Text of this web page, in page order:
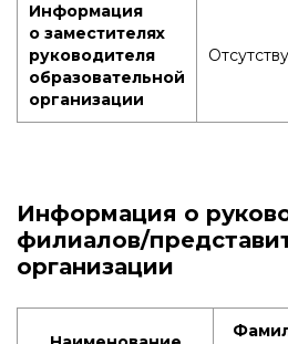
Информация
о заместителях
руководителя
образовательной
организации
Информация о
филиалов/
организации